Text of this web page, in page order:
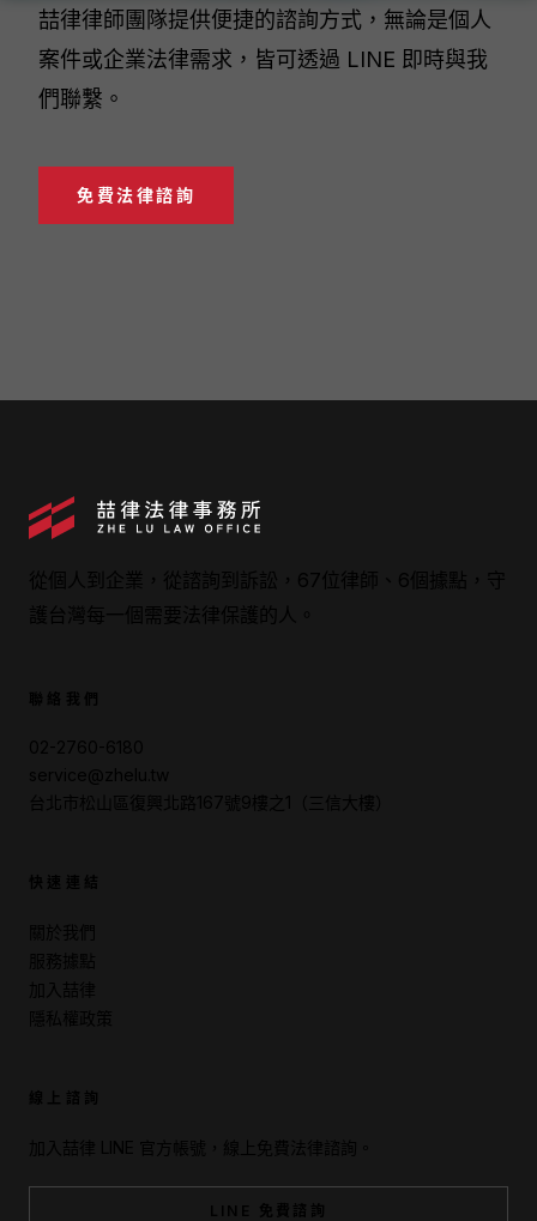
喆律律師團隊提供便捷的諮詢方式，無論是個人
案件或企業法律需求，皆可透過 LINE 即時與我
們聯繫。
免費法律諮詢